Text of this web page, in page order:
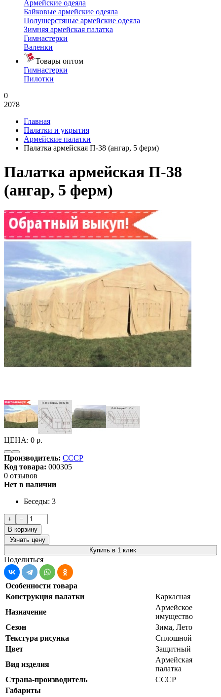
Армейские одеяла
Байковые армейские одеяла
Полушерстяные армейские одеяла
Зимняя армейская палатка
Гимнастерки
Валенки
Товары оптом
Гимнастерки
Пилотки
0
2078
Главная
Палатки и укрытия
Армейские палатки
Палатка армейская П-38 (ангар, 5 ферм)
Палатка армейская П-38
(ангар, 5 ферм)
ЦЕНА: 0 р.
Производитель: СССР
Код товара: 000305
0 отзывов
Нет в наличии
Беседы: 3
+
−
В корзину
Узнать цену
Купить в 1 клик
Поделиться
Особенности товара
Конструкция палатки
Каркасная
Назначение
Армейское
имущество
Сезон
Зима, Лето
Текстура рисунка
Сплошной
Цвет
Защитный
Вид изделия
Армейская
палатка
Страна-производитель
СССР
Габариты